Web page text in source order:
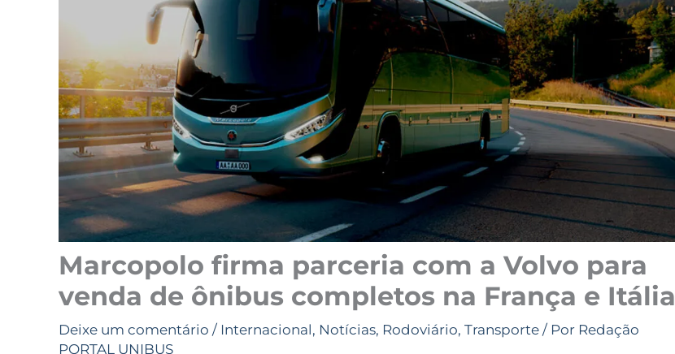
Marcopolo firma parceria com a Volvo para
venda de ônibus completos na França e Itália
Deixe um comentário / Internacional, Notícias, Rodoviário, Transporte / Por Redação
PORTAL UNIBUS